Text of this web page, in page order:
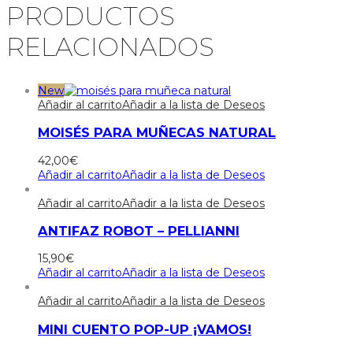
PRODUCTOS
RELACIONADOS
New
Añadir al carritoAñadir a la lista de Deseos
MOISÉS PARA MUÑECAS NATURAL
42,00€
Añadir al carritoAñadir a la lista de Deseos
Añadir al carritoAñadir a la lista de Deseos
ANTIFAZ ROBOT – PELLIANNI
15,90€
Añadir al carritoAñadir a la lista de Deseos
Añadir al carritoAñadir a la lista de Deseos
MINI CUENTO POP-UP ¡VAMOS!